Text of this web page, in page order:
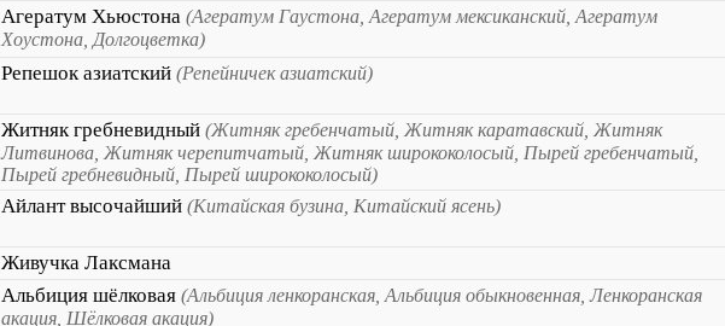
Агератум Хьюстона (Агератум Гаустона, Агератум мексиканский, Агератум
Хоустона, Долгоцветка)
Репешок азиатский (Репейничек азиатский)
Житняк гребневидный (Житняк гребенчатый, Житняк каратавский, Житняк
Литвинова, Житняк черепитчатый, Житняк ширококолосый, Пырей гребенчатый,
Пырей гребневидный, Пырей ширококолосый)
Айлант высочайший (Китайская бузина, Китайский ясень)
Живучка Лаксмана
Альбиция шёлковая (Альбиция ленкоранская, Альбиция обыкновенная, Ленкоранская
акация, Шёлковая акация)